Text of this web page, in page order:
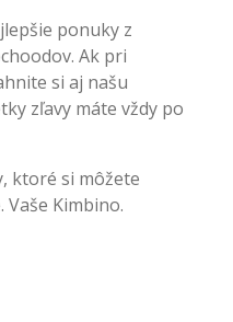
ponuky z
Ak pri
si aj našu
zľavy máte vždy po
ktoré si môžete
Kimbino.